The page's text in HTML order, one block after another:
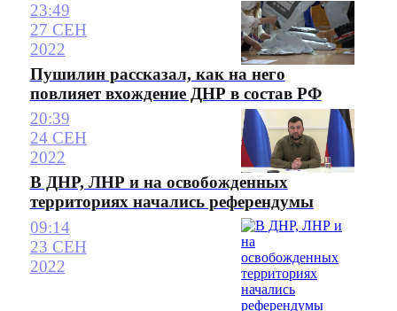
23:49
27 СЕН
2022
Пушилин рассказал, как на него
повлияет вхождение ДНР в состав РФ
20:39
24 СЕН
2022
В ДНР, ЛНР и на освобожденных
территориях начались референдумы
09:14
23 СЕН
2022